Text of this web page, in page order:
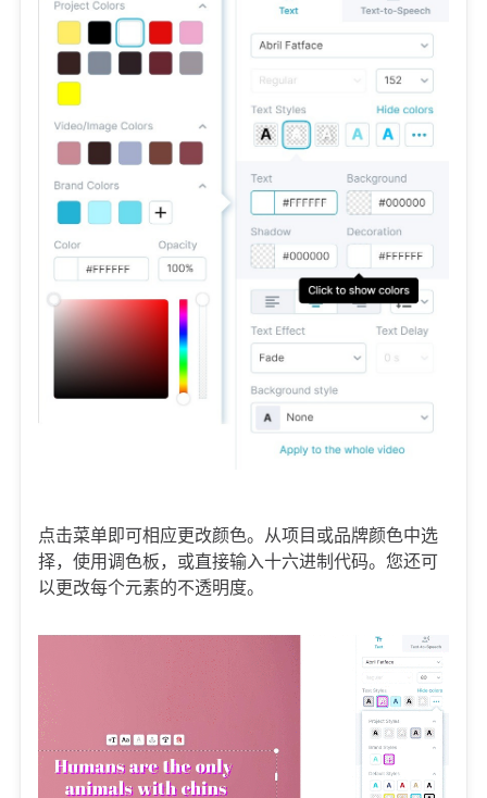
点击菜单即可相应更改颜色。从项目或品牌颜色中选
择，使用调色板，或直接输入十六进制代码。您还可
以更改每个元素的不透明度。